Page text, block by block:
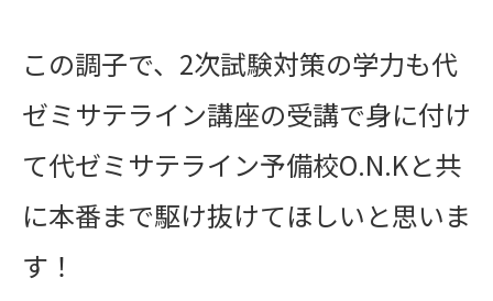
この調子で、2次試験対策の学力も代
ゼミサテライン講座の受講で身に付け
て代ゼミサテライン予備校O.N.Kと共
に本番まで駆け抜けてほしいと思いま
す！